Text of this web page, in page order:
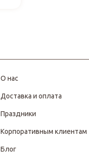
О нас
Доставка и оплата
Праздники
Корпоративным клиентам
Блог